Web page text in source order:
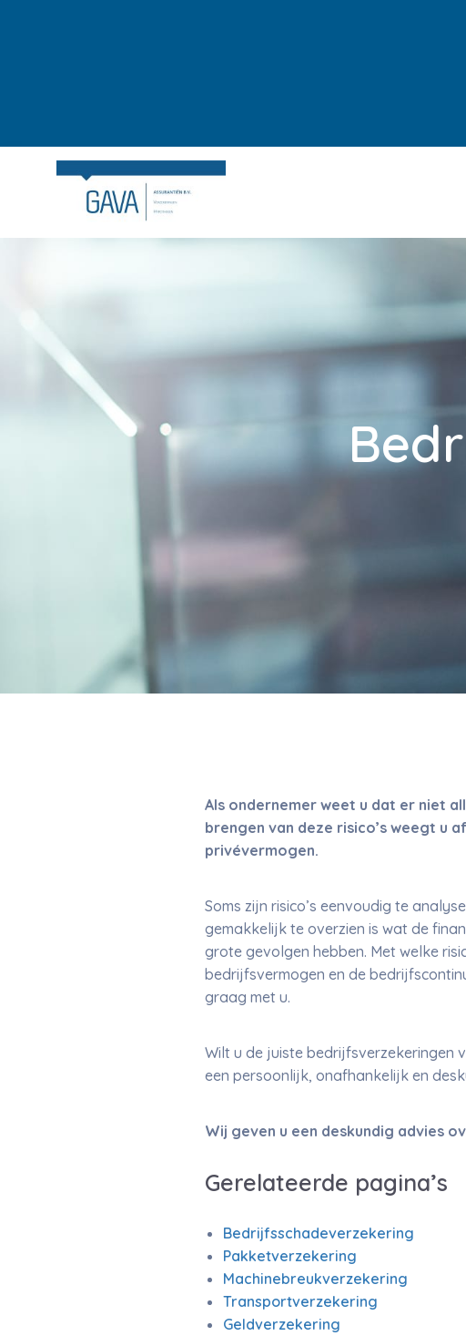
Als ondernemer weet u dat er niet
brengen van deze risico’s weegt u
privévermogen.
Soms zijn risico’s eenvoudig te
gemakkelijk te overzien is wat de
grote gevolgen hebben. Met welke
bedrijfsvermogen en de
graag met u.
Wilt u de juiste bedrijfsverzekeringen
een persoonlijk, onafhankelijk en
Wij geven u een deskundig advies
Gerelateerde pagina’s
Bedrijfsschadeverzekering
Pakketverzekering
Machinebreukverzekering
Transportverzekering
Geldverzekering